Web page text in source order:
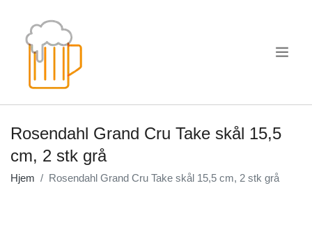
Rosendahl Grand Cru Take skål 15,5
cm, 2 stk grå
Hjem Rosendahl Grand Cru Take skål 15,5 cm, 2 stk grå